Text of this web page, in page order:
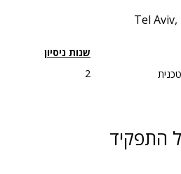
Tel
שנות ניסיון
2
התפקיד